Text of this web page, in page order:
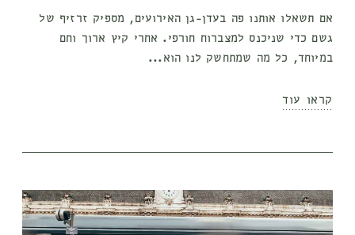
אם תשאלו אותנו פה בעדן-גן האירועים, מספיק זרזיף של
גשם כדי שניכנס למצברוח חורפי. אחרי קיץ ארוך וחם
במיוחד, כל מה שמתחשק לנו הוא...
קראו עוד